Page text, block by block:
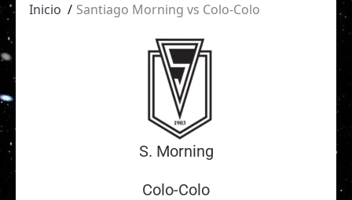
Inicio Santiago Morning vs Colo-Colo
S. Morning
Colo-Colo